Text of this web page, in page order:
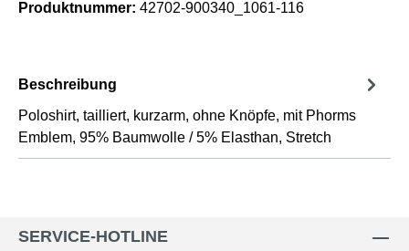
Produktnummer: 42702-900340_1061-116
Beschreibung
Poloshirt, tailliert, kurzarm, ohne Knöpfe, mit Phorms
Emblem, 95% Baumwolle / 5% Elasthan, Stretch
SERVICE-HOTLINE